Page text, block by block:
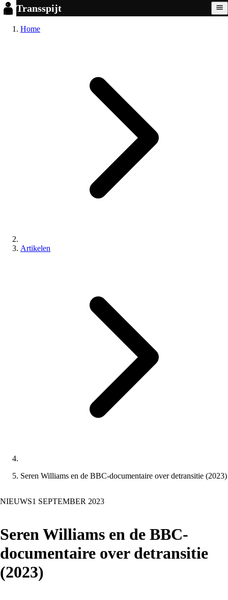
Transspijt
Home
Artikelen
Seren Williams en de BBC-documentaire over detransitie (2023)
NIEUWS1 SEPTEMBER 2023
Seren Williams en de BBC-
documentaire over detransitie
(2023)